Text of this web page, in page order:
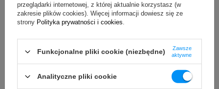
od +4 do +10°C
ilość półek:
max. obciążenie półki:
10 kg
szerokość półek :
przeglądarki internetowej, z której aktualnie korzystasz (w
zakresie plików cookies). Więcej informacji dowiesz się ze
strony Polityka prywatności i cookies
Funkcjonalne pliki cookie (niezbędne)
Zawsze
aktywne
Analityczne pliki cookie